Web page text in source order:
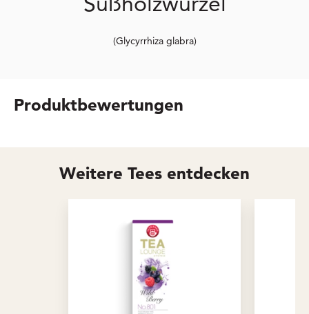
(Glycyrrhiza glabra)
Produktbewertungen
Weitere Tees entdecken